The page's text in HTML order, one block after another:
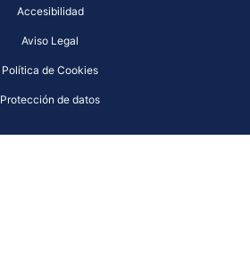
Accesibilidad
Aviso Legal
Política de Cookies
Protección de datos